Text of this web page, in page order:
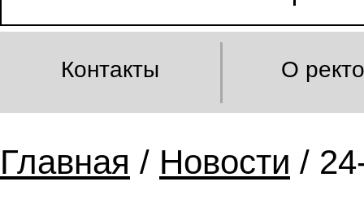
Контакты О
Главная / Новости /